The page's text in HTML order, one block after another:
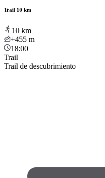
Trail 10 km
10 km
+455 m
18:00
Trail
Trail de descubrimiento